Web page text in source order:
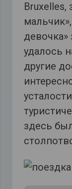
удалось
другие
здесь